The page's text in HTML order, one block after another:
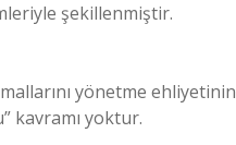
şekillenmiştir.
yönetme ehliyetinin
kavramı yoktur.